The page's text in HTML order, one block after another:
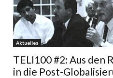
Aktuelles
TELI100 #2: Aus den
in die Post-